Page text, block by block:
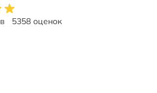
5358 оценок